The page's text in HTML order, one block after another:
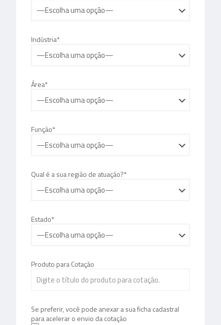
Indústria*
Área*
Função*
Qual é a sua região de atuação?*
Estado*
Produto para Cotação
Se preferir, você pode anexar a sua ficha cadastral
para acelerar o envio da cotação